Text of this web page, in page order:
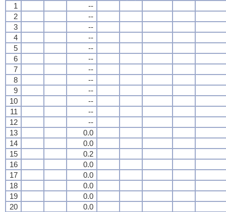
1
--
2
--
3
--
4
--
5
--
6
--
7
--
8
--
9
--
10
--
11
--
12
--
13
0.0
14
0.0
15
0.2
16
0.0
17
0.0
18
0.0
19
0.0
20
0.0